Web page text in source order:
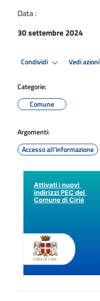
Data :
30 settembre 2024
Condividi Vedi azioni
Categorie:
Comune
Argomenti:
Accesso all'informazione